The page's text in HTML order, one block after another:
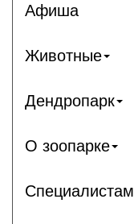
Афиша
Животные
Дендропарк
О зоопарке
Специалистам